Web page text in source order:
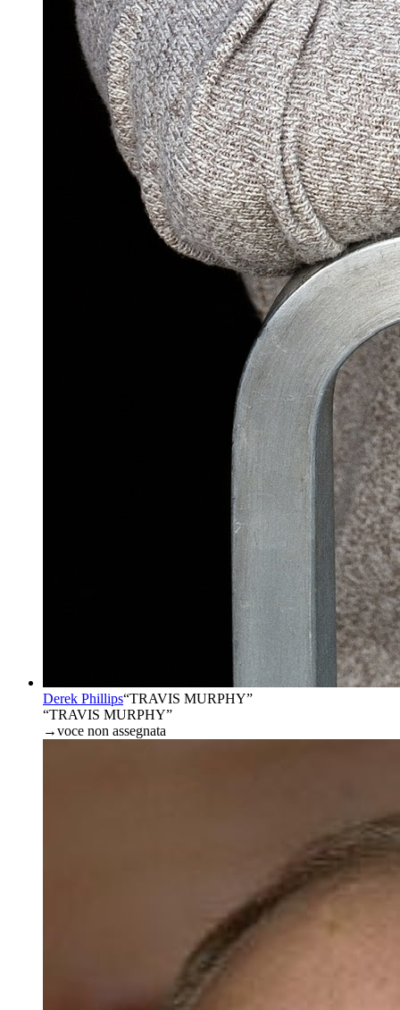
Derek Phillips“TRAVIS MURPHY”
“TRAVIS MURPHY”
→voce non assegnata